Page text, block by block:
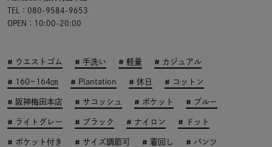
TEL：080-9584-9653
OPEN：10:00-20:00
ウエストゴム 手洗い 軽量 カジュアル
160~164㎝ Plantation 休日 コットン
阪神梅田本店 サコッシュ ポケット ブルー
ライトグレー ブラック ナイロン ドット
ポケット付き サイズ調節可 着回し パンツ